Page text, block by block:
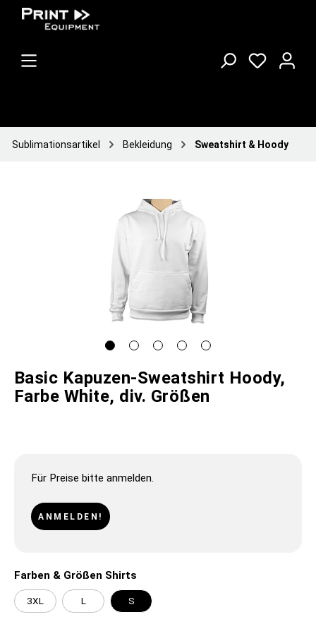
Sublimationsartikel Bekleidung Sweatshirt & Hoody
Basic Kapuzen-Sweatshirt Hoody,
Farbe White, div. Größen
Für Preise bitte anmelden.
ANMELDEN!
Farben & Größen Shirts
3XL L S